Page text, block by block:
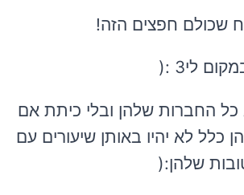
שכולם חפצים הזה!
כל החברות שלהן ובלי כיתת אם
כלל לא יהיו באותן שיעורים עם
שלהן:(